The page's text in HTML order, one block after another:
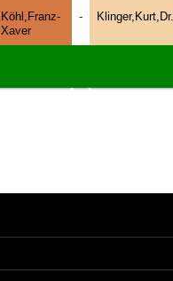
Köhl,Franz-
Xaver
- Klinger,Kurt,Dr.